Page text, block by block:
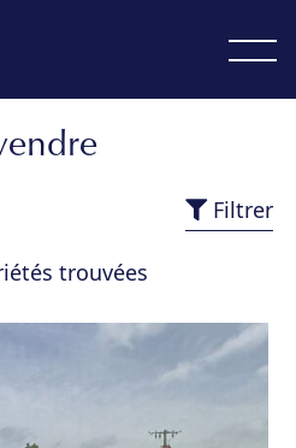
Filtrer
trouvées